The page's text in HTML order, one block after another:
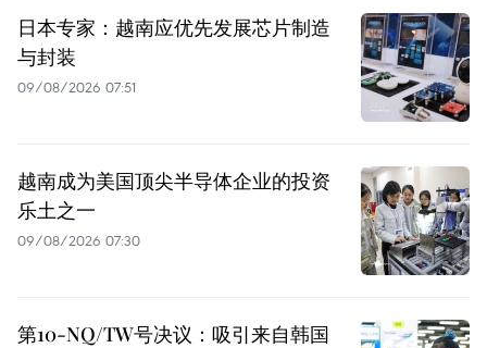
日本专家：越南应优先发展芯片制造
与封装
09/08/2026 07:51
越南成为美国顶尖半导体企业的投资
乐土之一
09/08/2026 07:30
第10-NQ/TW号决议：吸引来自韩国